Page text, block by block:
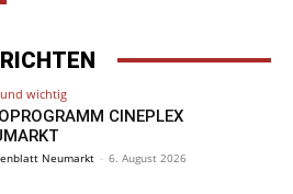
wichtig
CINEPLEX
Neumarkt - 6. August 2026